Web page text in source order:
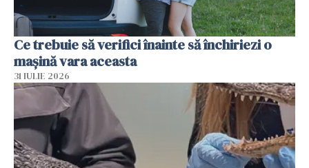
Ce trebuie să verifici înainte să închiriezi o
mașină vara aceasta
31 IULIE 2026